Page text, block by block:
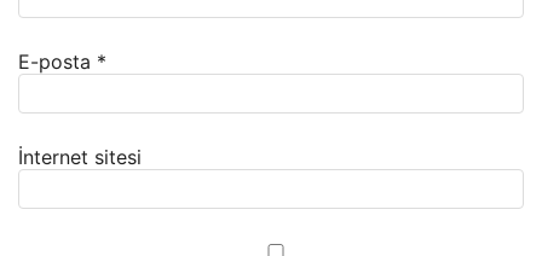
E-posta *
İnternet sitesi